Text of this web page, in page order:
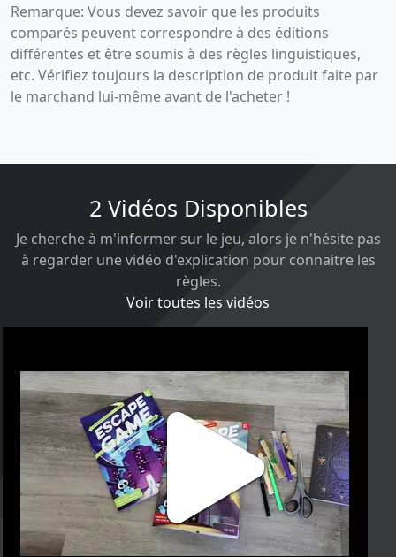
Remarque: Vous devez savoir que les produits
comparés peuvent correspondre à des éditions
différentes et être soumis à des règles linguistiques,
etc. Vérifiez toujours la description de produit faite par
le marchand lui-même avant de l'acheter !
2 Vidéos Disponibles
Je cherche à m'informer sur le jeu, alors je n'hésite pas
à regarder une vidéo d'explication pour connaitre les
règles.
Voir toutes les vidéos